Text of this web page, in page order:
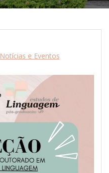
Notícias e Eventos